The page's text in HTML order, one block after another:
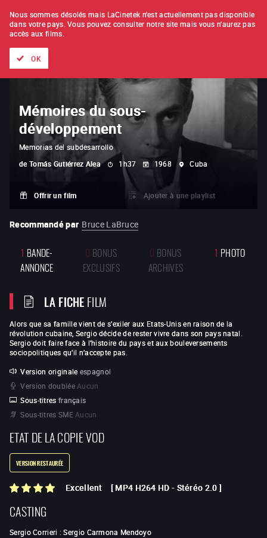
À L'UNITÉ ABONNEMENT
Mémoires du sous-
développement
Memorias del subdesarrollo
de Tomás Gutiérrez Alea 1h37 1968 Cuba
Offrir un film Ajouter à une playlist
Recommandé par Bruce LaBruce
1 BANDE-
ANNONCE
0 BONUS
EXCLUSIFS
0 BONUS
ARCHIVES
1 PHOTO
LA FICHEFILM
Alors que sa famille vient de s’exiler aux Etats-Unis en raison de la
révolution cubaine, Sergio décide de rester vivre dans son pays natal.
Sergio doit faire face à l’histoire du pays et aux bouleversements
sociopolitiques qu’il n’accepte pas.
Version originale espagnol
Version doublée Aucun
Sous-titres français
Sous-titres SME Aucun
ETAT DE LA COPIE VOD
VERSION RESTAURÉE
Excellent [ MP4 H264 HD - Stéréo 2.0 ]
CASTING
Sergio Corrieri :Sergio Carmona Mendoyo
Nous sommes désolés mais LaCinetek n'est actuellement pas disponible
dans votre pays. Vous pouvez consulter notre site mais vous n'aurez pas
accès aux films.
OK